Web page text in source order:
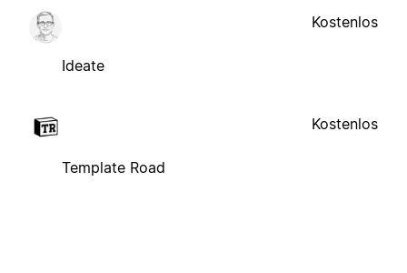
Ideate
Kostenlos
Template Road
Kostenlos